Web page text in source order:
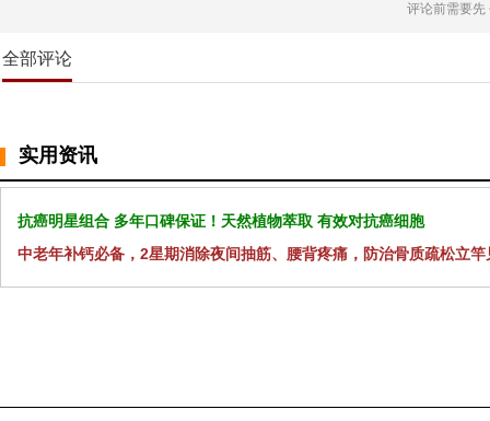
评论前需要先
全部评论
实用资讯
抗癌明星组合 多年口碑保证！天然植物萃取 有效对抗癌细胞
中老年补钙必备，2星期消除夜间抽筋、腰背疼痛，防治骨质疏松立竿